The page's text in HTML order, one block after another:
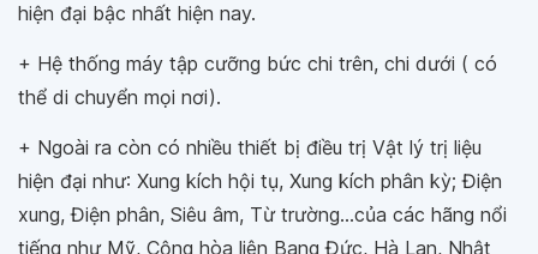
hiện đại bậc nhất hiện nay.
+ Hệ thống máy tập cưỡng bức chi trên, chi dưới ( có
thể di chuyển mọi nơi).
+ Ngoài ra còn có nhiều thiết bị điều trị Vật lý trị liệu
hiện đại như: Xung kích hội tụ, Xung kích phân kỳ; Điện
xung, Điện phân, Siêu âm, Từ trường...của các hãng nổi
tiếng như Mỹ, Cộng hòa liên Bang Đức, Hà Lan, Nhật